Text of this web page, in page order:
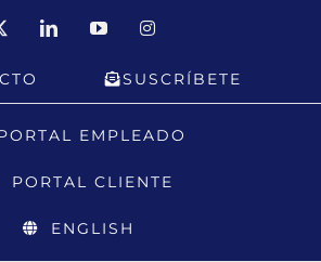
LinkedInYouTubeInstagram
SUSCRÍBETE
EMPLEADO
PORTAL CLIENTE
ENGLISH